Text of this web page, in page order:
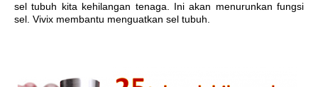
sel tubuh kita kehilangan tenaga. Ini akan menurunkan fungsi
sel. Vivix membantu menguatkan sel tubuh.